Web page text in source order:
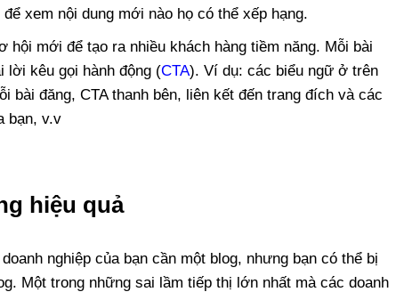
xem nội dung mới nào họ có thể xếp hạng.
hội mới để tạo ra nhiều khách hàng tiềm năng. Mỗi bài
lời kêu gọi hành động (CTA). Ví dụ: các biểu ngữ ở trên
bài đăng, CTA thanh bên, liên kết đến trang đích và các
bạn, v.v
hiệu quả
nghiệp của bạn cần một blog, nhưng bạn có thể bị
Một trong những sai lầm tiếp thị lớn nhất mà các doanh